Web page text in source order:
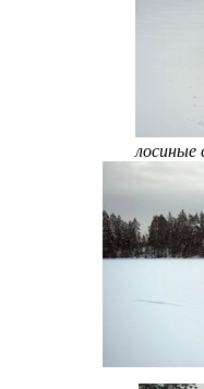
лосиные